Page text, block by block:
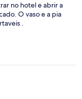
no hotel e abrir a
O vaso e a pia
.